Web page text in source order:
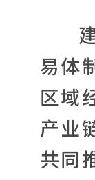
易体
区域
产业
共同